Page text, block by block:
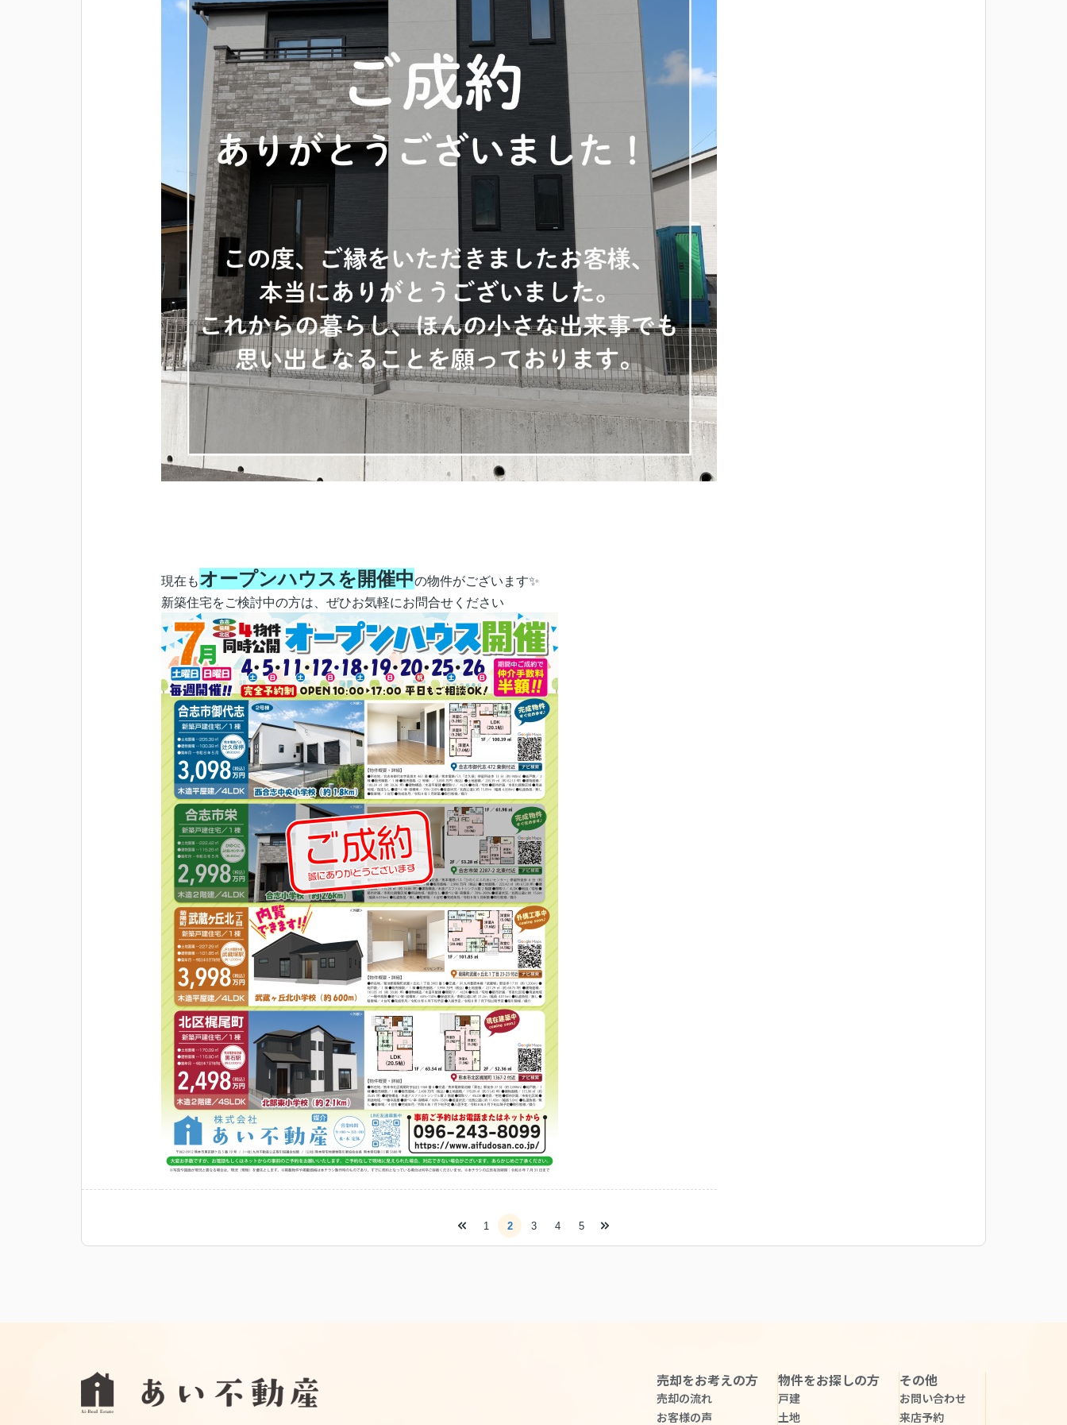
現在もオープンハウスを開催中の物件がございます✨
新築住宅をご検討中の方は、ぜひお気軽にお問合せください
1 2 3 4 5
売却をお考えの方
売却の流れ
お客様の声
物件をお探しの方
戸建
土地
その他
お問い合わせ
来店予約